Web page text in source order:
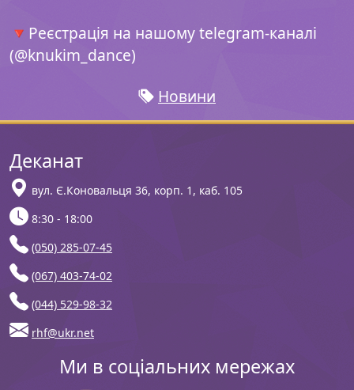
🔻Реєстрація на нашому telegram-каналі
(@knukim_dance)
Новини
Деканат
вул. Є.Коновальця 36, корп. 1, каб. 105
8:30 - 18:00
(050) 285-07-45
(067) 403-74-02
(044) 529-98-32
rhf@ukr.net
Ми в соціальних мережах